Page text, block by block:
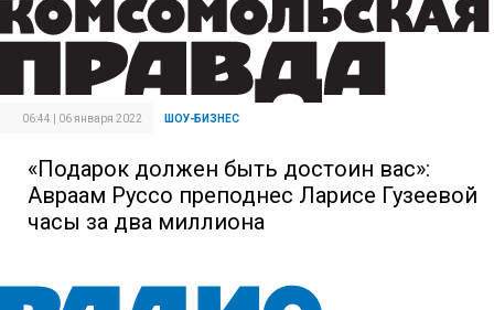
06:44 | 06 января 2022 ШОУ-БИЗНЕС
«Подарок должен быть достоин вас»:
Авраам Руссо преподнес Ларисе Гузеевой
часы за два миллиона